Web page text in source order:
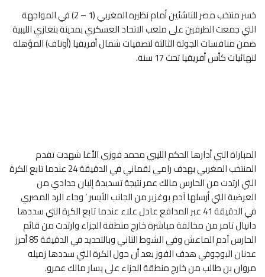
خسر منتخب مصر للناشئين أمام نظيره المغربي (1 – 2) في المواجهة
التي جمعت الطرفين على ملعب الاتحاد العسكري بمدينة بنغازي الليبية
ضمن منافسات الجولة الثالثة لتصفيات شمال أفريقيا (أوناف) المؤهلة
لنهائيات كأس أفريقيا تحت 17 سنة.
المباراة التي أدارها الحكم الليبي محمد فوزي الأغا شهدت تقدم
المنتخب المغربي بهدف رامي لقماني في الدقيقة 24 عندما تابع الكرة
التي ارتدت من الحارس مالك عمر نتيجة تسديدة إليان حدادي من
العرضية التي أرسلها آدم بوغزير من الجانب الأيسر ’ وجاء الرد المصري
في الدقيقة 41 عبر المدافع عادل علاء عندما تابع الكرة التي سددها
دانيال تامر من مخالفة مباشرة خارج منطقة الجزاء وارتدت من قائم
الحارس آدم الماعش وفي الشوط الثاني وبالتحديد في الدقيقة 85 أحرز
عدنان البوجوفي هدف الفوز بعد أن حول الكرة التي سددها زميله
مروان بن طالب من خارج منطقة الجزاء على يسار مالك عمرو.